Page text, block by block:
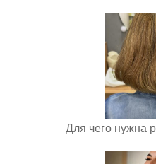
Для чего нужна